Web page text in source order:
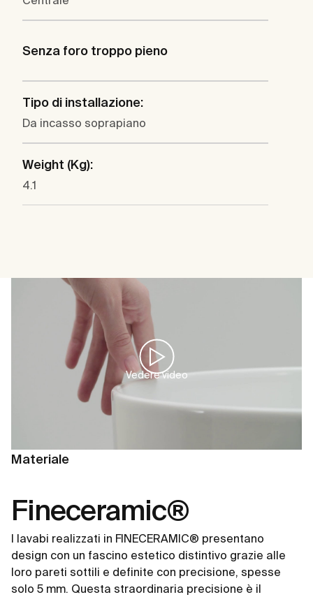
Senza foro troppo pieno
Tipo di installazione:
Da incasso soprapiano
Weight (Kg):
4.1
Vedere video
Materiale
Fineceramic®
I lavabi realizzati in FINECERAMIC® presentano
design con un fascino estetico distintivo grazie alle
loro pareti sottili e definite con precisione, spesse
solo 5 mm. Questa straordinaria precisione è il